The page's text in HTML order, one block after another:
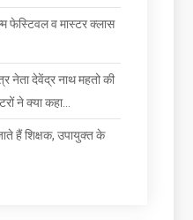
फेस्टिवल व मास्टर क्लास
नेता देवेंद्र नाथ महतो की
ने क्या कहा…
हैं शिक्षक, उपायुक्त के